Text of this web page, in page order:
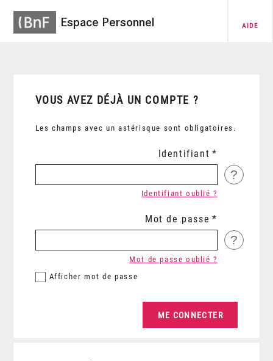
Espace Personnel AIDE
VOUS AVEZ DÉJÀ UN COMPTE ?
Les champs avec un astérisque sont obligatoires.
Identifiant
?
Identifiant oublié ?
Mot de passe
?
Afficher mot de passe
Mot de passe oublié ?